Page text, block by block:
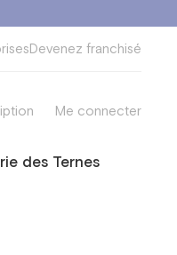
Devenez franchisé
Me connecter
des Ternes